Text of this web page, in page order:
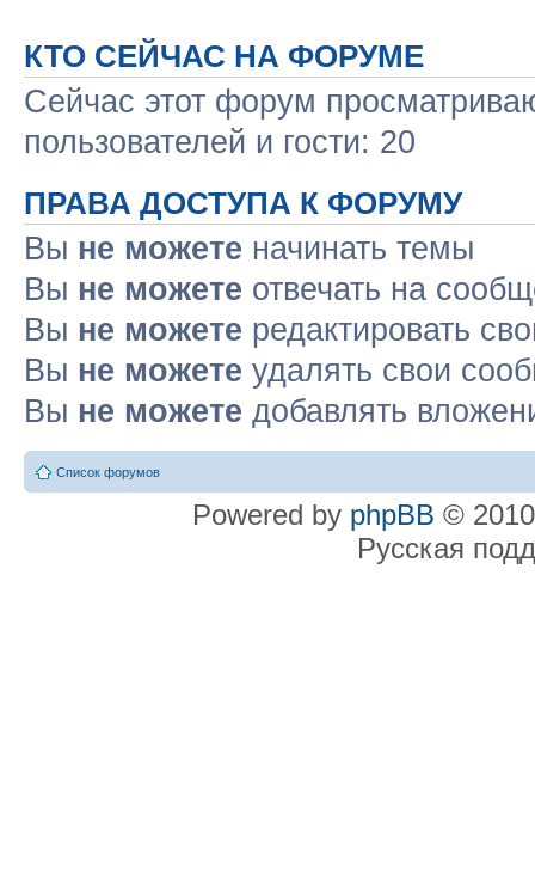
КТО СЕЙЧАС НА ФОРУМЕ
Сейчас этот форум
пользователей и гости: 20
ПРАВА ДОСТУПА К ФОРУМУ
Вы не можете начинать темы
Вы не можете отвечать на
Вы не можете редактировать
Вы не можете удалять свои
Вы не можете добавлять
Список форумов
Powered by phpBB ©
Русская